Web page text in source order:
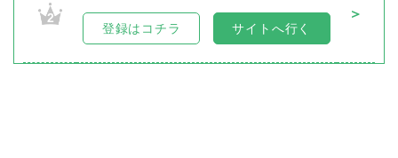
2
＞
登録はコチラ サイトへ行く